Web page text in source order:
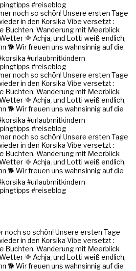
noch so schön! Unsere ersten Tage
in den Korsika Vibe versetzt :
Buchten, Wanderung mit Meerblick
🌞 Achja, und Lotti weiß endlich,
🐕 Wir freuen uns wahnsinnig auf die